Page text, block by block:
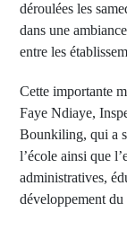
déroulées les
dans une
entre les
Cette importante
Faye Ndiaye,
Bounkiling, qui a
l’école ainsi que
administratives,
développement du